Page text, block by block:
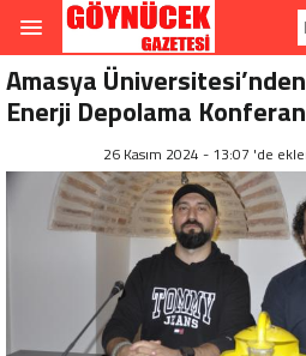
Amasya
Enerji Depolama
26 Kasım 2024 - 13:07 'de